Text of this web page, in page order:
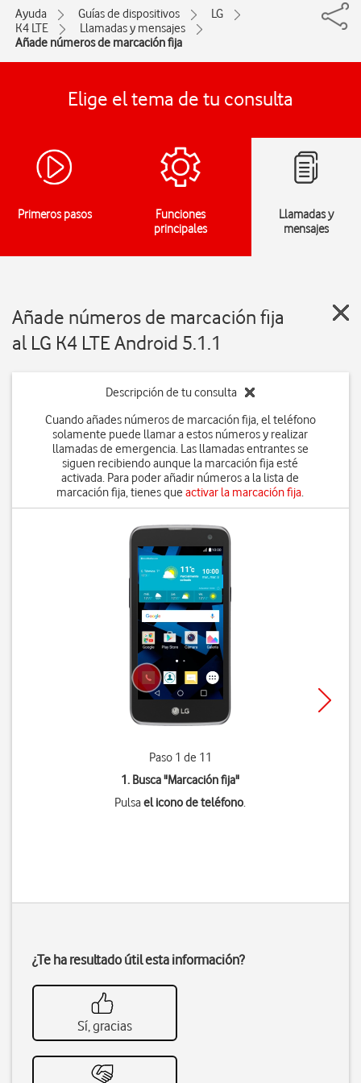
Ayuda Guías de dispositivos
LG
K4 LTE
Llamadas y mensajes
Añade números de marcación fija
Elige el tema de tu consulta
Primeros pasos
Funciones
principales
Llamadas y
mensajes
Añade números de marcación fija
al LG K4 LTE Android 5.1.1
Descripción de tu consulta
Cuando añades números de marcación fija, el teléfono
solamente puede llamar a estos números y realizar
llamadas de emergencia. Las llamadas entrantes se
siguen recibiendo aunque la marcación fija esté
activada. Para poder añadir números a la lista de
marcación fija, tienes queactivar la marcación fija.
Paso 1 de 11
1. Busca "Marcación fija"
Pulsael icono de teléfono.
¿Te ha resultado útil esta información?
Sí, gracias